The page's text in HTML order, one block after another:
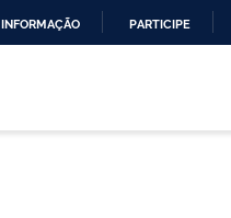
PARTICIPE